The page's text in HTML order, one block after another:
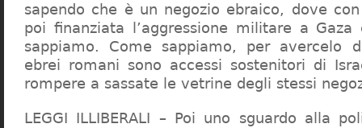
sapendo che è un negozio ebraico, dove
poi finanziata l’aggressione militare a
sappiamo. Come sappiamo, per avercelo
ebrei romani sono accessi sostenitori di
rompere a sassate le vetrine degli stessi
LEGGI ILLIBERALI – Poi uno sguardo alla